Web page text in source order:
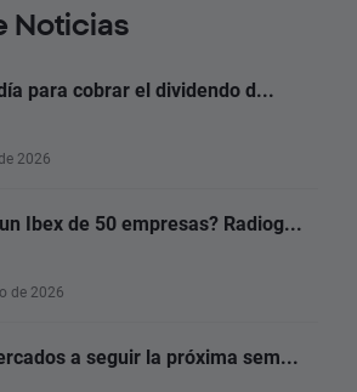
Noticias
para cobrar el dividendo d...
2026
Ibex de 50 empresas? Radiog...
de 2026
a seguir la próxima sem...